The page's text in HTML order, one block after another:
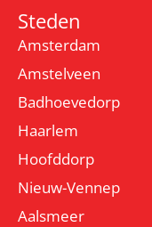
Steden
Amsterdam
Amstelveen
Badhoevedorp
Haarlem
Hoofddorp
Nieuw-Vennep
Aalsmeer